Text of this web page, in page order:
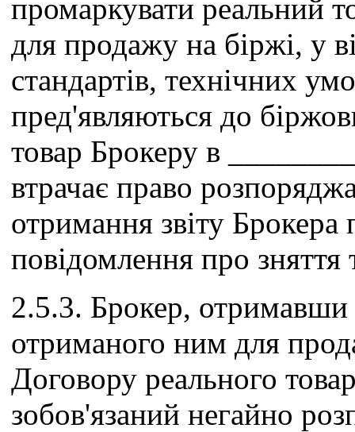
промаркувати реальний
для продажу на біржі, у
стандартів, технічних
пред'являються до
товар Брокеру в
втрачає право
отримання звіту Брокера
повідомлення про зняття
2.5.3. Брокер, отримавши
отриманого ним для
Договору реального
зобов'язаний негайно